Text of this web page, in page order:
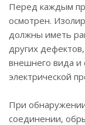
Перед каждым
осмотрен.
должны иметь
других
внешнего вида и
электрической
При
соединении,